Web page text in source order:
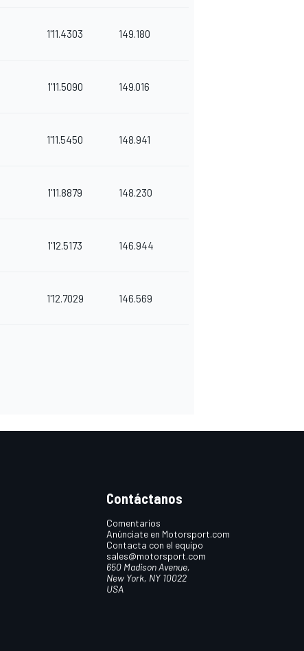
1'11.4303 149.180
1'11.5090 149.016
1'11.5450 148.941
1'11.8879 148.230
1'12.5173 146.944
1'12.7029 146.569
Contáctanos
Comentarios
Anúnciate en Motorsport.com
Contacta con el equipo
sales@motorsport.com
650 Madison Avenue,
New York, NY 10022
USA